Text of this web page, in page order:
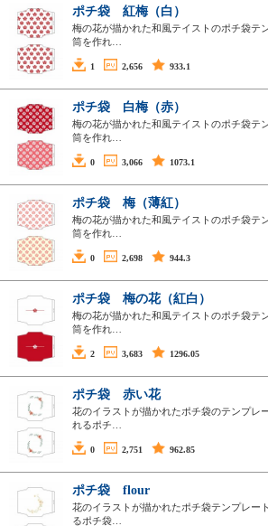
ポチ袋 紅梅（白）
梅の花が描かれた和風テイストのポチ袋テ
筒を作れ…
1 2,656 933.1
ポチ袋 白梅（赤）
梅の花が描かれた和風テイストのポチ袋テ
筒を作れ…
0 3,066 1073.1
ポチ袋 梅（薄紅）
梅の花が描かれた和風テイストのポチ袋テ
筒を作れ…
0 2,698 944.3
ポチ袋 梅の花（紅白）
梅の花が描かれた和風テイストのポチ袋テ
筒を作れ…
2 3,683 1296.05
ポチ袋 赤い花
花のイラストが描かれたポチ袋のテンプレ
れるポチ…
0 2,751 962.85
ポチ袋 flour
花のイラストが描かれたポチ袋テンプレー
るポチ袋…